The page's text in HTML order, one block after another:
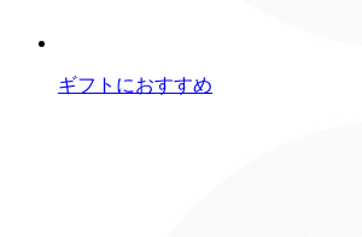
ギフトにおすすめ